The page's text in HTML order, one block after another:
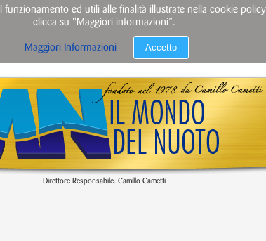
Direttore Responsabile: Camillo Cametti
ed utili alle finalità illustrate nella cookie
clicca su "Maggiori informazioni”.
Maggiori Informazioni Accetto